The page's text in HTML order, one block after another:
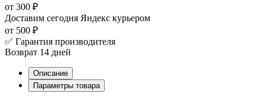
от 300 ₽
Доставим сегодня Яндекс курьером
от 500 ₽
✅ Гарантия производителя
Возврат 14 дней
Описание
Параметры товара